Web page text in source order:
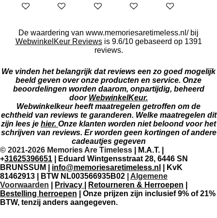
Bekijk detailsBekijk detailsIn winkelwagenIn winkelwagenIn winkelwagen
De waardering van www.memoriesaretimeless.nl/ bij
WebwinkelKeur Reviewsis 9.6/10 gebaseerd op 1391
reviews.
We vinden het belangrijk dat reviews een zo goed mogelijk
beeld geven over onze producten en service. Onze
beoordelingen worden daarom, onpartijdig, beheerd
door WebwinkelKeur.
Webwinkelkeur heeft maatregelen getroffen om de
echtheid van reviews te garanderen. Welke maatregelen dit
zijn lees je hier. Onze klanten worden niet beloond voor het
schrijven van reviews. Er worden geen kortingen of andere
cadeautjes gegeven
© 2021-2026 Memories Are Timeless | M.A.T. |
+31625396651 | Eduard Wintgensstraat 28, 6446 SN
BRUNSSUM | info@memoriesaretimeless.nl
| KvK
81462913 | BTW NL003566935B02
Algemene
Voorwaarden
Privacy Retourneren & Herroepen
Bestelling herroepen | Onze prijzen zijn inclusief 9% of 21%
BTW, tenzij anders aangegeven.